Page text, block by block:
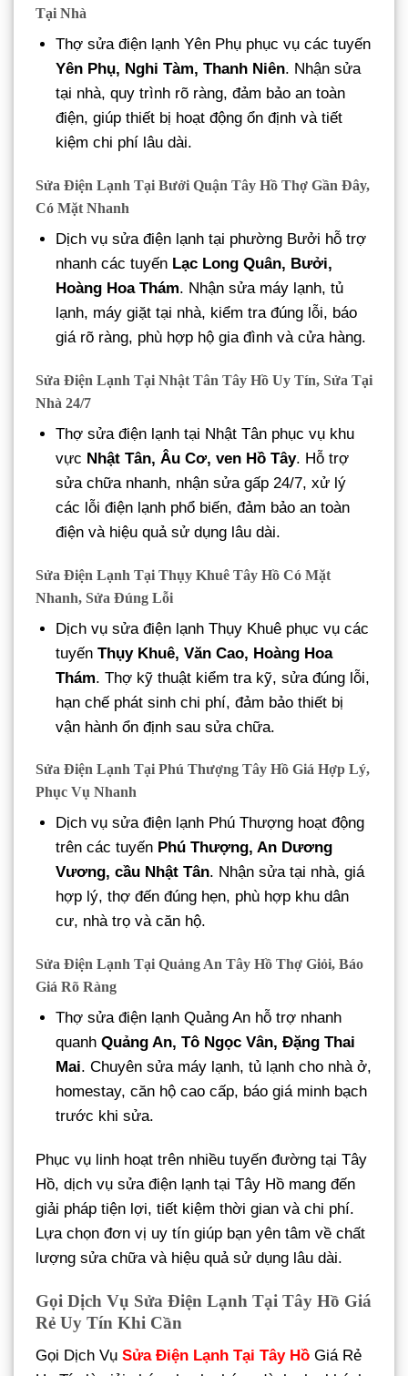
Tại Nhà
Thợ sửa điện lạnh Yên Phụ phục vụ các tuyến
Yên Phụ, Nghi Tàm, Thanh Niên. Nhận sửa
tại nhà, quy trình rõ ràng, đảm bảo an toàn
điện, giúp thiết bị hoạt động ổn định và tiết
kiệm chi phí lâu dài.
Sửa Điện Lạnh Tại Bưởi Quận Tây Hồ Thợ Gần Đây,
Có Mặt Nhanh
Dịch vụ sửa điện lạnh tại phường Bưởi hỗ trợ
nhanh các tuyến Lạc Long Quân, Bưởi,
Hoàng Hoa Thám. Nhận sửa máy lạnh, tủ
lạnh, máy giặt tại nhà, kiểm tra đúng lỗi, báo
giá rõ ràng, phù hợp hộ gia đình và cửa hàng.
Sửa Điện Lạnh Tại Nhật Tân Tây Hồ Uy Tín, Sửa Tại
Nhà 24/7
Thợ sửa điện lạnh tại Nhật Tân phục vụ khu
vực Nhật Tân, Âu Cơ, ven Hồ Tây. Hỗ trợ
sửa chữa nhanh, nhận sửa gấp 24/7, xử lý
các lỗi điện lạnh phổ biến, đảm bảo an toàn
điện và hiệu quả sử dụng lâu dài.
Sửa Điện Lạnh Tại Thụy Khuê Tây Hồ Có Mặt
Nhanh, Sửa Đúng Lỗi
Dịch vụ sửa điện lạnh Thụy Khuê phục vụ các
tuyếnThụy Khuê, Văn Cao, Hoàng Hoa
Thám. Thợ kỹ thuật kiểm tra kỹ, sửa đúng lỗi,
hạn chế phát sinh chi phí, đảm bảo thiết bị
vận hành ổn định sau sửa chữa.
Sửa Điện Lạnh Tại Phú Thượng Tây Hồ Giá Hợp Lý,
Phục Vụ Nhanh
Dịch vụ sửa điện lạnh Phú Thượng hoạt động
trên các tuyến Phú Thượng, An Dương
Vương, cầu Nhật Tân. Nhận sửa tại nhà, giá
hợp lý, thợ đến đúng hẹn, phù hợp khu dân
cư, nhà trọ và căn hộ.
Sửa Điện Lạnh Tại Quảng An Tây Hồ Thợ Giỏi, Báo
Giá Rõ Ràng
Thợ sửa điện lạnh Quảng An hỗ trợ nhanh
quanhQuảng An, Tô Ngọc Vân, Đặng Thai
Mai. Chuyên sửa máy lạnh, tủ lạnh cho nhà ở,
homestay, căn hộ cao cấp, báo giá minh bạch
trước khi sửa.
Phục vụ linh hoạt trên nhiều tuyến đường tại Tây
Hồ, dịch vụ sửa điện lạnh tại Tây Hồ mang đến
giải pháp tiện lợi, tiết kiệm thời gian và chi phí.
Lựa chọn đơn vị uy tín giúp bạn yên tâm về chất
lượng sửa chữa và hiệu quả sử dụng lâu dài.
Gọi Dịch Vụ Sửa Điện Lạnh Tại Tây Hồ Giá
Rẻ Uy Tín Khi Cần
Gọi Dịch Vụ Sửa Điện Lạnh Tại Tây Hồ Giá Rẻ